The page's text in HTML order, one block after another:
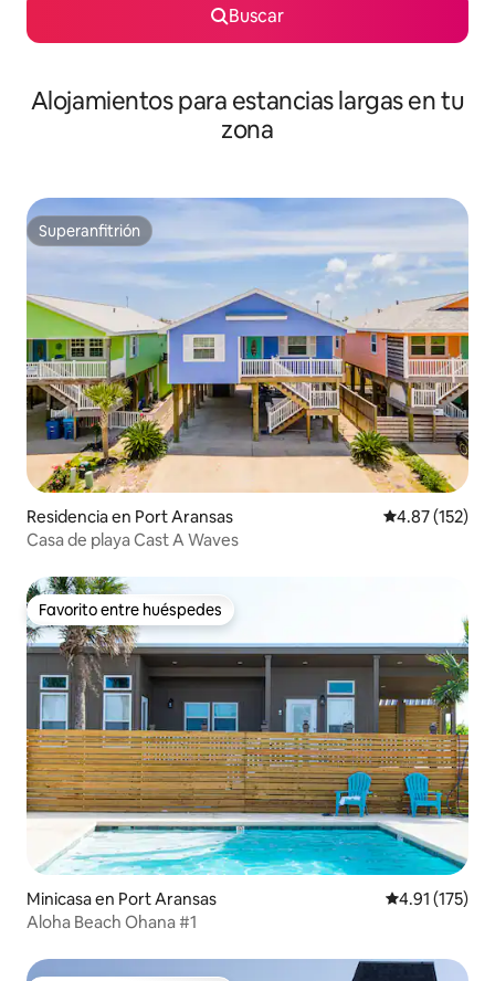
Buscar
Alojamientos para estancias largas en tu
zona
Superanfitrión
Superanfitrión
Residencia en Port Aransas Calificación
4.87 (152)
Casa de playa Cast A Waves
Favorito entre huéspedes
Favorito entre huéspedes
Minicasa en Port Aransas Calificación
4.91 (175)
Aloha Beach Ohana #1